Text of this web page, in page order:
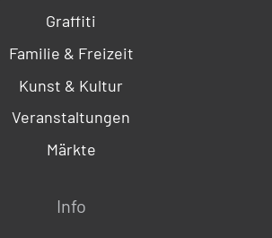
Graffiti
Familie & Freizeit
Kunst & Kultur
Veranstaltungen
Märkte
Info